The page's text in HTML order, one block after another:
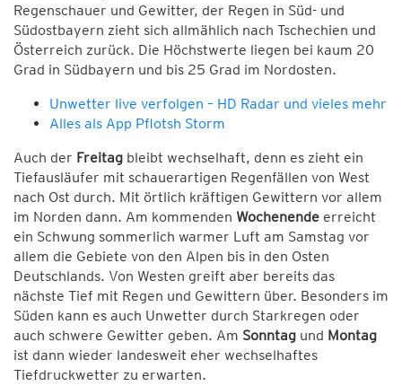
Regenschauer und Gewitter, der Regen in Süd- und
Südostbayern zieht sich allmählich nach Tschechien und
Österreich zurück. Die Höchstwerte liegen bei kaum 20
Grad in Südbayern und bis 25 Grad im Nordosten.
Unwetter live verfolgen – HD Radar und vieles mehr
Alles als App Pflotsh Storm
Auch der Freitag bleibt wechselhaft, denn es zieht ein
Tiefausläufer mit schauerartigen Regenfällen von West
nach Ost durch. Mit örtlich kräftigen Gewittern vor allem
im Norden dann. Am kommenden Wochenende erreicht
ein Schwung sommerlich warmer Luft am Samstag vor
allem die Gebiete von den Alpen bis in den Osten
Deutschlands. Von Westen greift aber bereits das
nächste Tief mit Regen und Gewittern über. Besonders im
Süden kann es auch Unwetter durch Starkregen oder
auch schwere Gewitter geben. Am Sonntag und Montag
ist dann wieder landesweit eher wechselhaftes
Tiefdruckwetter zu erwarten.